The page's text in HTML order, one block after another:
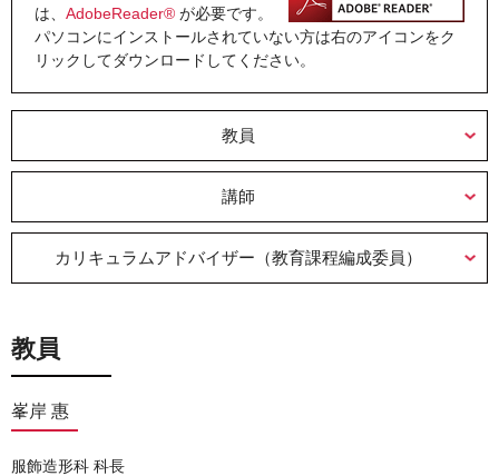
は、 AdobeReader® が必要です。
パソコンにインストールされていない方は右のアイコンをク
リックしてダウンロードしてください。
教員
講師
カリキュラムアドバイザー（教育課程編成委員）
教員
峯岸 惠
服飾造形科 科長